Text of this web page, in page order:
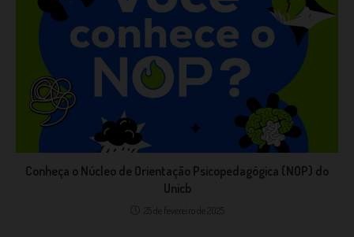
Conheça o Núcleo de Orientação Psicopedagógica (NOP) do
Unicb
25 de fevereiro de 2025